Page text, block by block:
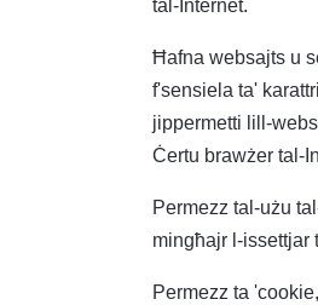
tal-Internet.
Ħafna websajts u
f'sensiela ta'
jippermetti lill-
Ċertu brawżer tal-
Permezz tal-użu
mingħajr l-issettjar
Permezz ta